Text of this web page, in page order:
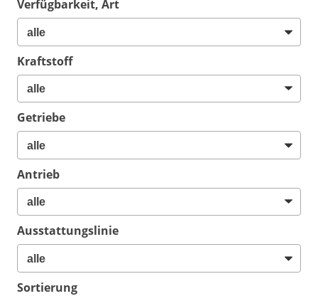
Verfügbarkeit, Art
Kraftstoff
Getriebe
Antrieb
Ausstattungslinie
Sortierung